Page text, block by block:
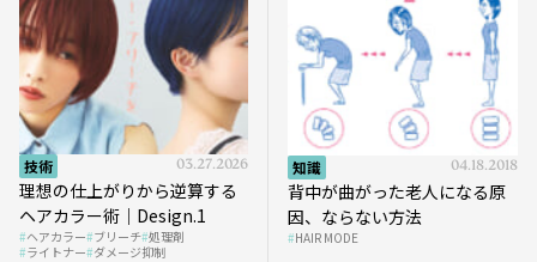
技術 03.27.2026
理想の仕上がりから逆算する
ヘアカラー術｜Design.1
ヘアカラー ブリーチ 処理剤
ライトナー ダメージ抑制
知識 04.18.2018
背中が曲がった老人になる原
因、ならない方法
HAIR MODE